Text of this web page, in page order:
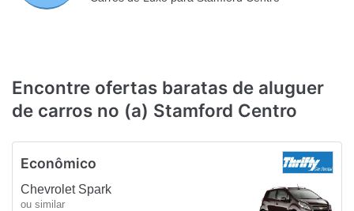
Encontre ofertas baratas de aluguer
de carros no (a) Stamford Centro
Econômico
Chevrolet Spark
ou similar